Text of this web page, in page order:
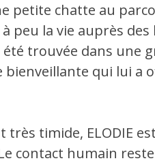
petite chatte au
peu la vie auprès
trouvée dans une
bienveillante qui lui a
très timide, ELODIE
contact humain